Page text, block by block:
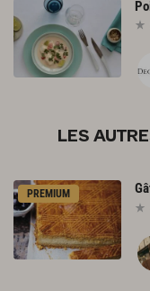
LES
PREMIUM